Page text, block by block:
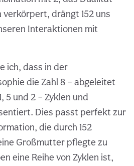
drängt 152 uns
Interaktionen mit
ich, dass in der
die Zahl 8 – abgeleitet
5 und 2 – Zyklen und
Dies passt perfekt zur
die durch 152
Großmutter pflegte zu
eine Reihe von Zyklen ist,